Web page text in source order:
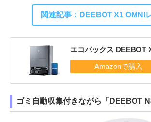
関連記事：DEEBOT X1 OMNI
エコバックス DEEBOT
ゴミ自動収集付きながら「DEEBOT